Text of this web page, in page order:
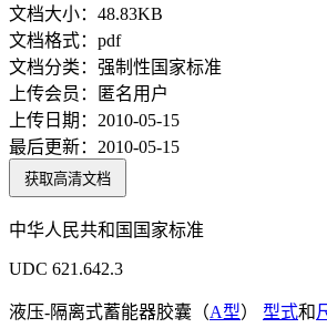
文档大小： 48.83KB
文档格式： pdf
文档分类： 强制性国家标准
上传会员：
匿名用户
上传日期： 2010-05-15
最后更新： 2010-05-15
获取高清文档
中华人民共和国国家标准
UDC 621.642.3
液压-隔离式蓄能器胶囊（A型） 型式和